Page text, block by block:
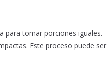
para tomar porciones iguales.
Este proceso puede ser